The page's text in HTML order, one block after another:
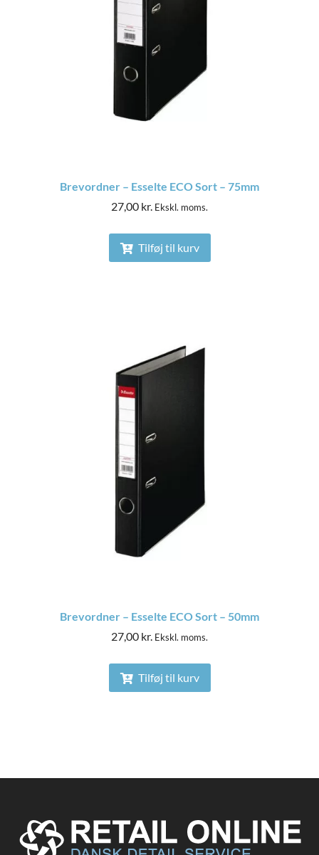
Brevordner – Esselte ECO Sort – 75mm
27,00 kr. Ekskl. moms.
Tilføj til kurv
Brevordner – Esselte ECO Sort – 50mm
27,00 kr. Ekskl. moms.
Tilføj til kurv